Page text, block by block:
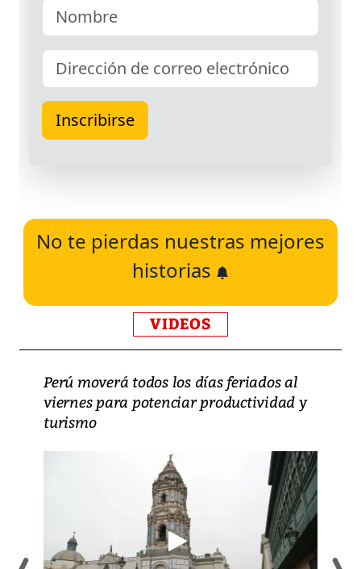
No te pierdas nuestras mejores
historias
VIDEOS
Perú moverá todos los días feriados al
viernes para potenciar productividad y
turismo